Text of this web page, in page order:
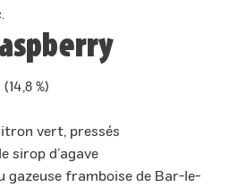
%)
vert, pressés
sirop d’agave
gazeuse framboise de Bar-le-